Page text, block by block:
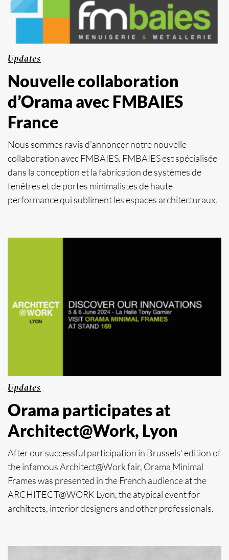
Updates
Nouvelle collaboration
d’Orama avec FMBAIES
France
Nous sommes ravis d'annoncer notre nouvelle
collaboration avec FMBAIES. FMBAIES est spécialisée
dans la conception et la fabrication de systèmes de
fenêtres et de portes minimalistes de haute
performance qui subliment les espaces architecturaux.
Updates
Orama participates at
Architect@Work, Lyon
After our successful participation in Brussels' edition of
the infamous Architect@Work fair, Orama Minimal
Frames was presented in the French audience at the
ARCHITECT@WORK Lyon, the atypical event for
architects, interior designers and other professionals.